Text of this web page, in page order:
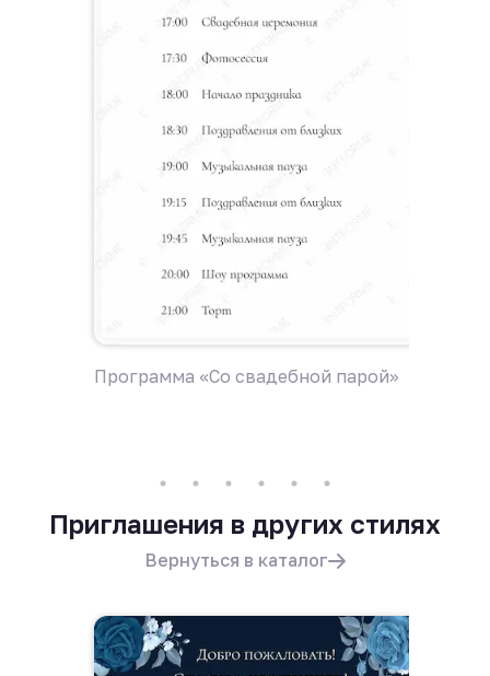
Программа «Со свадебной парой»
Приглашения в других стилях
Вернуться в каталог